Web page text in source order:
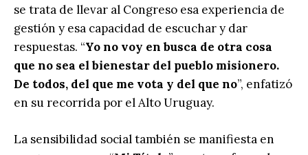
se trata de llevar al Congreso esa experiencia de
gestión y esa capacidad de escuchar y dar
respuestas. “Yo no voy en busca de otra cosa
que no sea el bienestar del pueblo misionero.
De todos, del que me vota y del que no”, enfatizó
en su recorrida por el Alto Uruguay.
La sensibilidad social también se manifiesta en